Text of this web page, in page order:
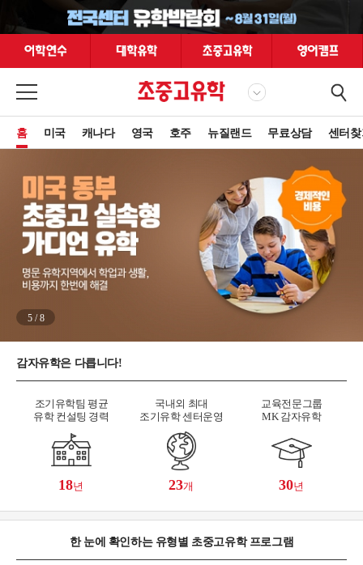
홈 미국 캐나다 영국 호주 뉴질랜드 무료상담 센터
5/8
감자유학은 다릅니다!
조기유학팀 평균
유학 컨설팅 경력
18년
국내외 최대
조기유학 센터운영
23개
교육전문그룹
MK 감자유학
30년
한 눈에 확인하는 유형별 초중고유학 프로그램